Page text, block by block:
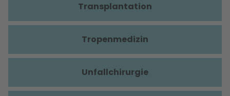
Transplantation
Tropenmedizin
Unfallchirurgie